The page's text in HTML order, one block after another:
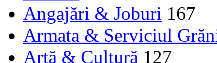
Angajări & Joburi 167
Armata & Serviciul
Artă & Cultură 127